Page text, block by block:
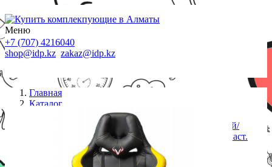
Меню
+7 (707) 4216040
shop@idp.kz zakaz@idp.kz
Главная
Каталог
Кресло игровое Zombie VIKING-5-AERO черный/
желтый искусст. кожа с подголов. крестовина пласт.